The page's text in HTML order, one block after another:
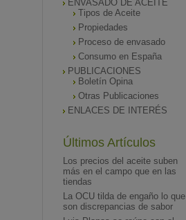
ENVASADO DE ACEITE
Tipos de Aceite
Propiedades
Proceso de envasado
Consumo en España
PUBLICACIONES
Boletín Opina
Otras Publicaciones
ENLACES DE INTERÉS
Últimos Artículos
Los precios del aceite suben
más en el campo que en las
tiendas
La OCU tilda de engaño lo que
son discrepancias de sabor